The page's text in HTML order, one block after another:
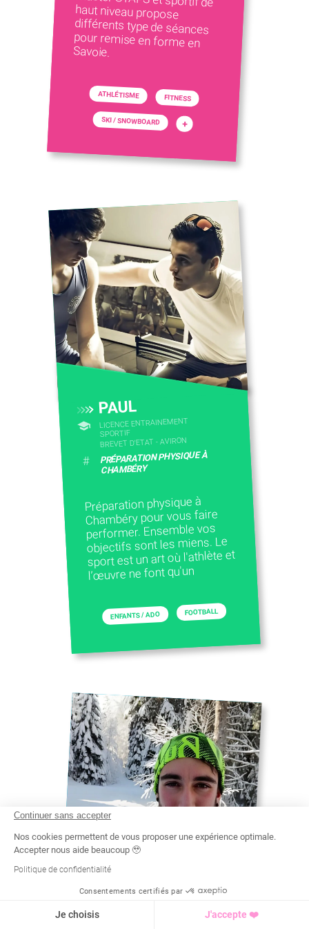
CONTACTEZ-NOUS
Savoie.
ATHLÉTISME FITNESS
SKI / SNOWBOARD +
PAUL
LICENCE ENTRAINEMENT
SPORTIF
BREVET D'ETAT - AVIRON
# PRÉPARATION PHYSIQUE À
CHAMBÉRY
Préparation physique à
Chambéry pour vous faire
performer. Ensemble vos
objectifs sont les miens. Le
sport est un art où l'athlète et
l’œuvre ne font qu'un
ENFANTS / ADO FOOTBALL
YOHANN
ATTESTATION DE FORMATION AUX
Continuer sans accepter
Nos cookies permettent de vous proposer une expérience optimale.
Accepter nous aide beaucoup 🥹
Politique de confidentialité
Consentements certifiés par
Je choisis J'accepte ❤️